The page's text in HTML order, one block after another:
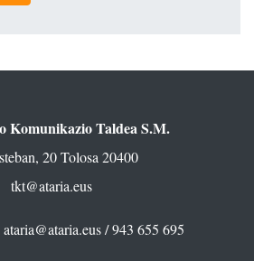
Komunikazio Taldea S.M.
20 Tolosa 20400
tkt@ataria.eus
ataria@ataria.eus/ 943 655 695